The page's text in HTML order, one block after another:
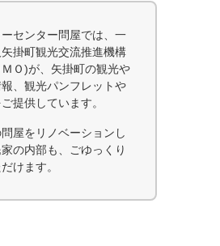
センター問屋では、一
掛町観光交流推進機構
ＭＯ)が、矢掛町の観光や
、観光パンフレットや
提供しています。
屋をリノベーションし
の内部も、ごゆっくり
けます。